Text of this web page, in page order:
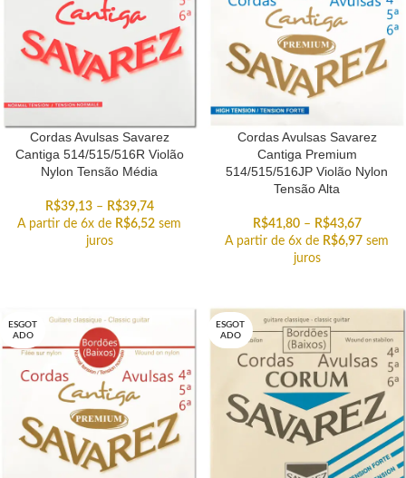
Cordas Avulsas Savarez
Cantiga 514/515/516R Violão
Nylon Tensão Média
R$39,13 – R$39,74
A partir de 6x de R$6,52 sem
juros
Cordas Avulsas Savarez
Cantiga Premium
514/515/516JP Violão Nylon
Tensão Alta
R$41,80 – R$43,67
A partir de 6x de R$6,97 sem
juros
ESGOT
ADO
ESGOT
ADO